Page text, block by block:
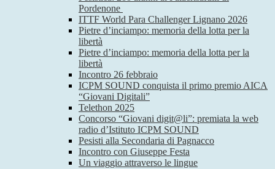
Pordenone
ITTF World Para Challenger Lignano 2026
Pietre d’inciampo: memoria della lotta per la
libertà
Pietre d’inciampo: memoria della lotta per la
libertà
Incontro 26 febbraio
ICPM SOUND conquista il primo premio AICA
“Giovani Digitali”
Telethon 2025
Concorso “Giovani digit@li”: premiata la web
radio d’Istituto ICPM SOUND
Pesisti alla Secondaria di Pagnacco
Incontro con Giuseppe Festa
Un viaggio attraverso le lingue